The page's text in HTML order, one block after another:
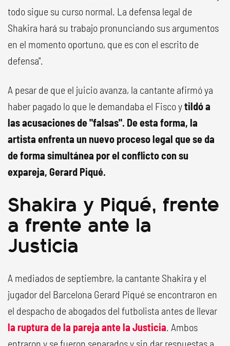
todo sigue su curso normal. La defensa legal de
Shakira hará su trabajo pronunciando sus argumentos
en el momento oportuno, que es con el escrito de
defensa".
A pesar de que el juicio avanza, la cantante afirmó ya
haber pagado lo que le demandaba el Fisco ytildó a
las acusaciones de "falsas". De esta forma, la
artista enfrenta un nuevo proceso legal que se da
de forma simultánea por el conflicto con su
expareja, Gerard Piqué.
Shakira y Piqué, frente
a frente ante la
Justicia
A mediados de septiembre, la cantante Shakira y el
jugador del Barcelona Gerard Piqué se encontraron en
el despacho de abogados del futbolista antes de llevar
la ruptura de la pareja ante la Justicia. Ambos
entraron y se fueron separados y sin dar respuestas a